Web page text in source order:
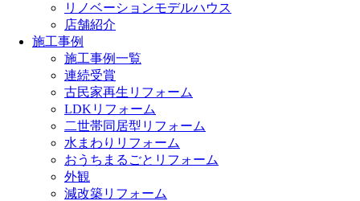
リノベーションモデルハウス
店舗紹介
施工事例
施工事例一覧
連続受賞
古民家再生リフォーム
LDKリフォーム
二世帯同居型リフォーム
水まわりリフォーム
おうちまるごとリフォーム
外観
減改築リフォーム